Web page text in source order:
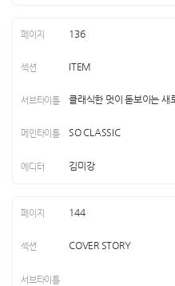
136
ITEM
클래식한 멋이 돋보이는 새
SO CLASSIC
김미강
144
COVER STORY